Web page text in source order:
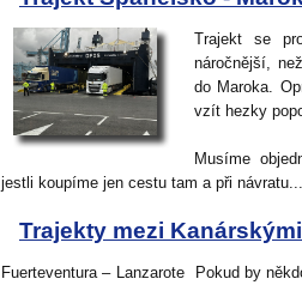
Trajekt se
náročnější,
do Maroka.
vzít hezky
Musíme
jestli koupíme jen cestu tam a při
Trajekty mezi
Fuerteventura – Lanzarote Pokud by